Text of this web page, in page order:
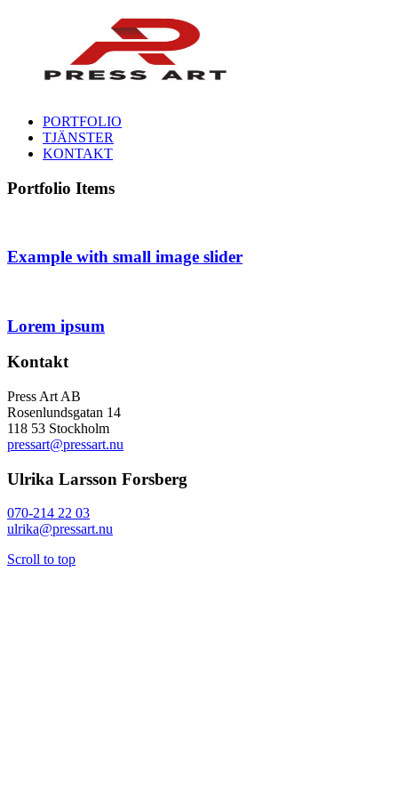
PORTFOLIO
TJÄNSTER
KONTAKT
Portfolio Items
Example with small image slider
Lorem ipsum
Kontakt
Press Art AB
Rosenlundsgatan 14
118 53 Stockholm
pressart@pressart.nu
Ulrika Larsson Forsberg
070-214 22 03
ulrika@pressart.nu
Scroll to top